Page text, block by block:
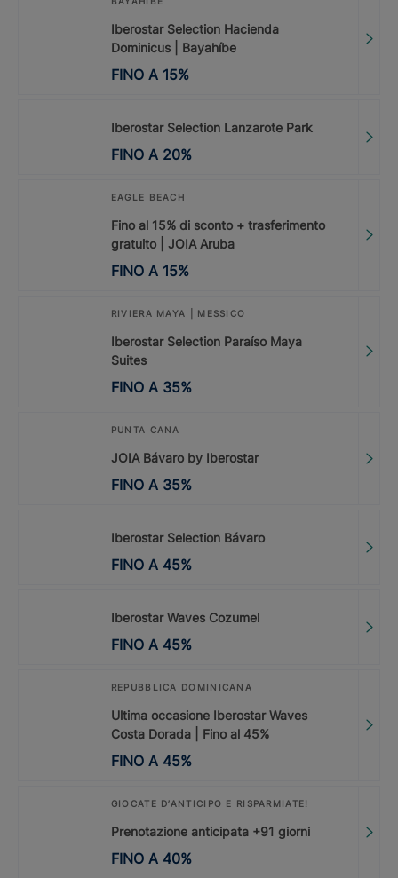
Iberostar Selection Hacienda
Dominicus | Bayahíbe
FINO A 15%
Iberostar Selection Lanzarote Park
FINO A 20%
EAGLE BEACH
Fino al 15% di sconto + trasferimento
gratuito | JOIA Aruba
FINO A 15%
RIVIERA MAYA | MESSICO
Iberostar Selection Paraíso Maya
Suites
FINO A 35%
PUNTA CANA
JOIA Bávaro by Iberostar
FINO A 35%
Iberostar Selection Bávaro
FINO A 45%
Iberostar Waves Cozumel
FINO A 45%
REPUBBLICA DOMINICANA
Ultima occasione Iberostar Waves
Costa Dorada | Fino al 45%
FINO A 45%
GIOCATE D’ANTICIPO E RISPARMIATE!
Prenotazione anticipata +91 giorni
FINO A 40%